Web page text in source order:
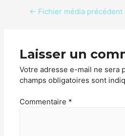
← Fichier média précédent
Laisser un
Votre adresse e-mail ne sera
champs obligatoires sont
Commentaire *